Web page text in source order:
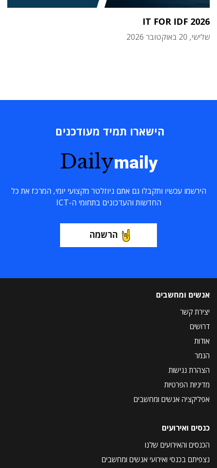
IT FOR IDF 2026
שלישי, 20 באוקטובר 2026
הישארו תמיד מעודכנים
Dailymaily
הירשמו עכשיו ותקבלו גם אתם ניוזלטר מקצועי יומי, המרכז את כל
החדשות והעדכונים בתחומי ה-ICT
הרשמה
אנשים ומחשבים
יצירת קשר
דרושים
אודות
הנמר
הצהרת נגישות
מדיניות הפרטיות
אפליקציה אנשים ומחשבים
כנסים ואירועים
הכנסים והאירועים שלנו
נצפיתם בכנסי ואירועי אנשים ומחשבים